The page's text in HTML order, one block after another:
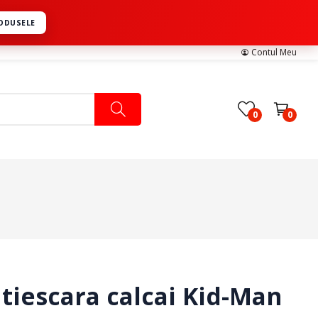
Contul Meu
0 0
calcai Kid-Man